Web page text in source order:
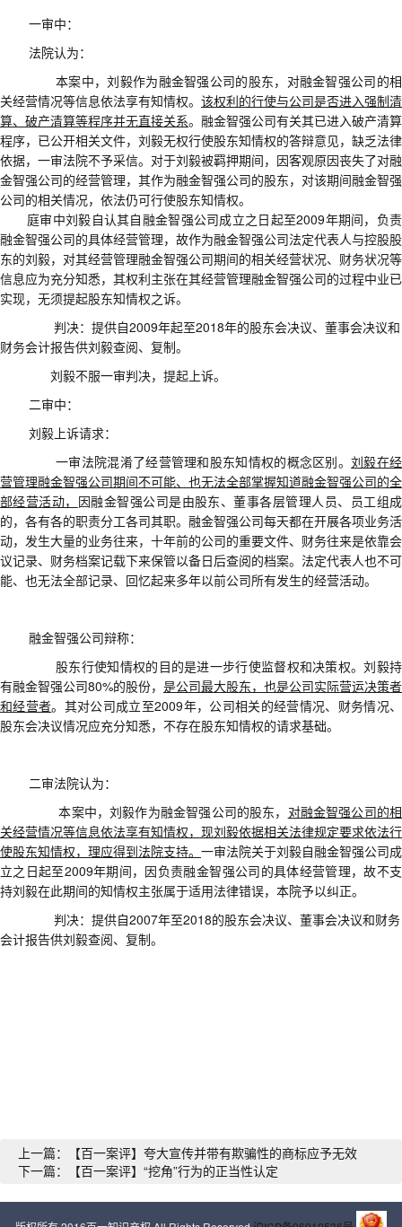
一审中：
法院认为：
本案中，刘毅作为融金智强公司的股东，对融金智强公司的相
关经营情况等信息依法享有知情权。 该权利的行使与公司是否进入强制清
算、破产清算等程序并无直接关系。融金智强公司有关其已进入破产清算
程序，已公开相关文件，刘毅无权行使股东知情权的答辩意见，缺乏法律
依据，一审法院不予采信。对于刘毅被羁押期间，因客观原因丧失了对融
金智强公司的经营管理，其作为融金智强公司的股东，对该期间融金智强
公司的相关情况，依法仍可行使股东知情权。
庭审中刘毅自认其自融金智强公司成立之日起至2009年期间，负责
融金智强公司的具体经营管理，故作为融金智强公司法定代表人与控股股
东的刘毅，对其经营管理融金智强公司期间的相关经营状况、财务状况等
信息应为充分知悉，其权利主张在其经营管理融金智强公司的过程中业已
实现，无须提起股东知情权之诉。
判决： 提供自2009年起至2018年的股东会决议、董事会决议和
财务会计报告供刘毅查阅、复制。
刘毅不服一审判决， 提起上诉。
二审中：
刘毅上诉请求：
一审法院混淆了经营管理和股东知情权的概念区别。刘毅在经
营管理融金智强公司期间不可能、也无法全部掌握知道融金智强公司的全
部经营活动， 因融金智强公司是由股东、董事各层管理人员、员工组成
的，各有各的职责分工各司其职。融金智强公司每天都在开展各项业务活
动，发生大量的业务往来，十年前的公司的重要文件、财务往来是依靠会
议记录、财务档案记载下来保管以备日后查阅的档案。法定代表人也不可
能、也无法全部记录、回忆起来多年以前公司所有发生的经营活动。
融金智强公司辩称：
股东行使知情权的目的是进一步行使监督权和决策权。刘毅持
有融金智强公司80%的股份， 是公司最大股东，也是公司实际营运决策者
和经营者。其对公司成立至2009年，公司相关的经营情况、财务情况、
股东会决议情况应充分知悉，不存在股东知情权的请求基础。
二审法院认为：
本案中，刘毅作为融金智强公司的股东， 对融金智强公司的相
关经营情况等信息依法享有知情权，现刘毅依据相关法律规定要求依法行
使股东知情权，理应得到法院支持。 一审法院关于刘毅自融金智强公司成
立之日起至2009年期间，因负责融金智强公司的具体经营管理，故不支
持刘毅在此期间的知情权主张属于适用法律错误，本院予以纠正。
判决： 提供自2007年至2018的股东会决议、董事会决议和财务
会计报告供刘毅查阅、复制。
上一篇：【百一案评】夸大宣传并带有欺骗性的商标应予无效
下一篇：【百一案评】“挖角”行为的正当性认定